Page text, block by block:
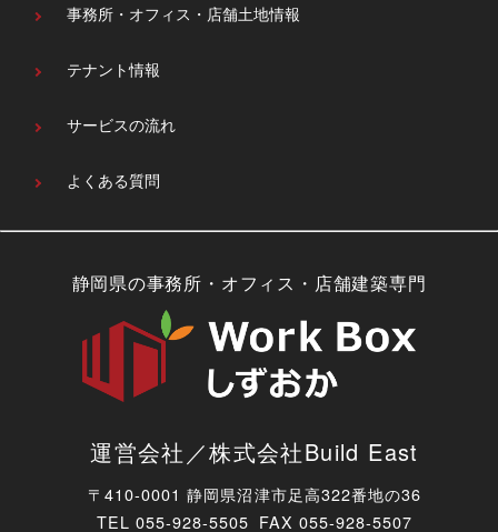
事務所・オフィス・ 店舗土地情報
テナント情報
サービスの流れ
よくある質問
静岡県の事務所・オフィス・店舗建築専門
運営会社／株式会社Build East
〒410-0001 静岡県沼津市足高322番地の36
TEL055-928-5505 FAX 055-928-5507